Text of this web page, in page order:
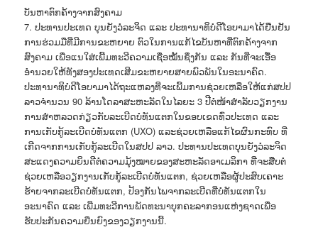
ບັນຫາຕົກຄ້າງຈາກສົງຄາມ
7. ປະທານປະເທດ ບຸນຍັງວໍລະຈິດ ແລະ ປະທານາທິບໍດີໂອບາມາໄດ້ຢືນຢັນ
ການຮ່ວມມືທີ່ມີການຂະຫຍາຍ ຕົວໃນການແກ້ໄຂບັນຫາທີ່ຕົກຄ້າງຈາກ
ສົງຄາມ ເພື່ອແນໃສ່ເພີ້ມທະວີຄວາມເຊື່ອໝັ້ນຊຶ່ງກັນ ແລະ ກັນທີ່ຈະເອື້ອ
ອຳນວຍໃຫ້ທັງສອງປະເທດເສີມຂະຫຍາຍສາຍພົວພັນໃນອະນາຄົດ.
ປະທານາທິບໍດີໂອບາມາໄດ້ຖະແຫລງທີ່ຈະເພີ້ມການຊ່ວຍເຫລືອໃຫ້ແກ່ສປປ
ລາວຈຳນວນ 90 ລ້ານໂດລາສະຫະລັດໃນໄລຍະ 3 ປີຕໍ່ໜ້າສຳລັບວຽກງານ
ການສຳຫລວດກ່ຽວກັບລະເບີດບໍ່ທັນແຕກໃນຂອບເຂດທົ່ວປະເທດ ແລະ
ການເກັບກູ້ລະເບີດບໍ່ທັນແຕກ (UXO) ແລະຊ່ວຍເຫລືອແກ້ໄຂຜົນກະທົບ ທີ່
ເກີດຈາກການເກັບກູ້ລະເບີດໃນສປປ ລາວ. ປະທານປະເທດບຸນຍັງວໍລະຈິດ
ສະແດງຄວາມຍິນດີຕໍ່ຄວາມມຸ້ງໝາຍຂອງສະຫະລັດອາເມລິກາ ທີ່ຈະສືບຕໍ່
ຊ່ວຍເຫລືອວຽກງານເກັບກູ້ລະເບີດບໍ່ທັນແຕກ, ຊ່ວຍເຫລືອຜູ້ປະສົບເຄາະ
ຮ້າຍຈາກລະເບີດບໍ່ທັນແຕກ, ປ້ອງກັນໄພຈາກລະເບີດທີ່ບໍ່ທັນແຕກໃນ
ອະນາຄົດ ແລະ ເພີ່ມທະວີການພັດທະນາບຸກຄະລາກອນແຫ່ງຊາດເພື່ອ
ຮັບປະກັນຄວາມຍືນຍົງຂອງວຽກງານນີ້.